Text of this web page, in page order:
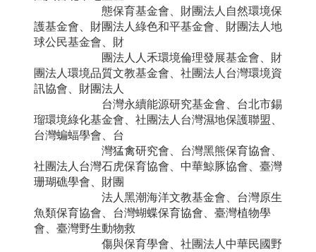
態保育基金會、財團法人自然環境保
護基金會、財團法人綠色和平基金會、財團法人地
球公民基金會、財
團法人人禾環境倫理發展基金會、財
團法人環境品質文教基金會、社團法人台灣環境資
訊協會、財團法人
台灣永續能源研究基金會、台北市錫
瑠環境綠化基金會、社團法人台灣濕地保護聯盟、
台灣蝙蝠學會、台
灣猛禽研究會、台灣黑熊保育協會、
社團法人台灣石虎保育協會、中華鯨豚協會、臺灣
珊瑚礁學會、財團
法人黑潮海洋文教基金會、台灣原生
魚類保育協會、台灣蝴蝶保育協會、臺灣植物學
會、臺灣野生動物救
傷與保育學會、社團法人中華民國野